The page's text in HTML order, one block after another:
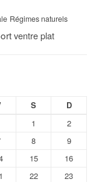
Régimes naturels
ventre plat
S D
1
2
8
9
15
16
22
23